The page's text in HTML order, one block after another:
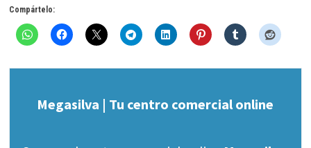
Compártelo:
Megasilva | Tu centro comercial online